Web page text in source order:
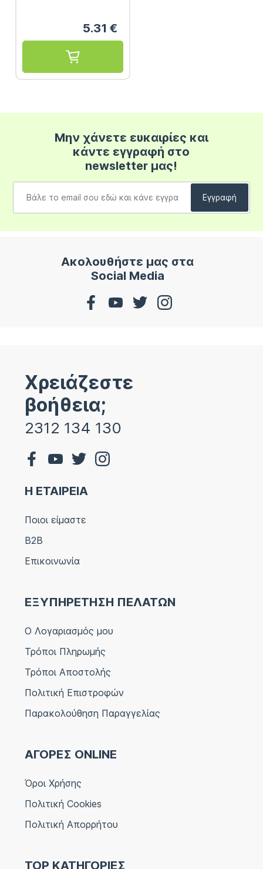
Σώμα και Μαλλιά
250ml
5.31 €
Μην χάνετε ευκαιρίες και
κάντε εγγραφή στο
newsletter μας!
Ακολουθήστε μας στα
Social Media
Χρειάζεστε
βοήθεια;
2312 134 130
Η ΕΤΑΙΡΕΙΑ
Ποιοι είμαστε
B2B
Επικοινωνία
ΕΞΥΠΗΡΕΤΗΣΗ ΠΕΛΑΤΩΝ
Ο Λογαριασμός μου
Τρόποι Πληρωμής
Τρόποι Αποστολής
Πολιτική Επιστροφών
Παρακολούθηση Παραγγελίας
ΑΓΟΡΕΣ ONLINE
Όροι Χρήσης
Πολιτική Cookies
Πολιτική Απορρήτου
TOP ΚΑΤΗΓΟΡΙΕΣ